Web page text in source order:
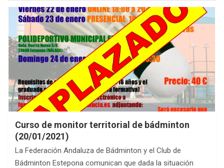
Curso de monitor territorial de bádminton
(20/01/2021)
La Federación Andaluza de Bádminton y el Club de
Bádminton Estepona comunican que dada la situación